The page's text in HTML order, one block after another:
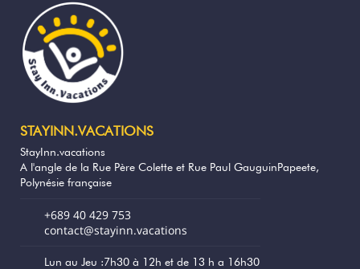
disposition.
Vous pourrez aussi profiter d'un bel espace
cuisine pensé pour contenir tout le
nécessaire pour préparer vos repas :
plaques céramiques,
bouilloire, grille pain... mais aussi pour
Le Condo Miki bénéficie d'une excellente
connexion internet par fibre optique
gratuite et illimitée et d'une télévision .
C'est un studio parfait pour y effectuer votre
voyages professionnels.
STAYINN.VACATIONS
StayInn.vacations
A l'angle de la Rue Père Colette et Rue Paul GauguinPapeete,
Polynésie française
+689 40 429 753
contact@stayinn.vacations
Lun au Jeu :7h30 à 12h et de 13 h a 16h30